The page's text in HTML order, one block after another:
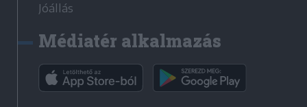
Jóállás
Médiatér alkalmazás